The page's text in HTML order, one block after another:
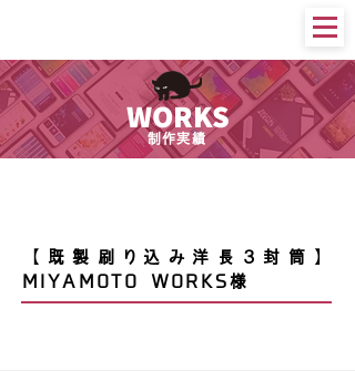
WORKS
制作実績
【既製刷り込み洋長3封筒】
MIYAMOTO WORKS様